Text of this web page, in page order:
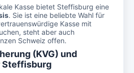
Kasse bietet Steffisburg eine
. Sie ist eine beliebte Wahl für
Kasse mit
steht aber auch
Schweiz offen.
(KVG) und
Steffisburg